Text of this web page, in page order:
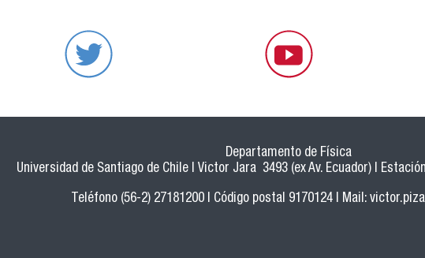
Departamento de Física
Universidad de Santiago de Chile | Victor Jara 3493 (ex Av. Ecuador) |
Teléfono (56-2) 27181200 | Código postal 9170124 | Mail: